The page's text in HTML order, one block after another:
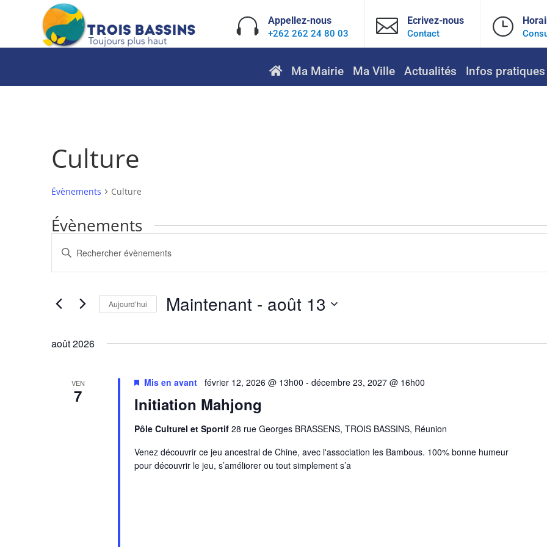
 Appellez-nous
+262 262 24 80 03  Ecrivez-nous
Contact }
Ma Mairie Ma Ville Actualités Infos pratiques
Culture
Évènements Culture
Évènements
Recherche
et
navigation
vues
Évènements
Saisir
clé.
Évènements
clé.
Aujourd’hui Maintenant - août 13
août 2026
VEN
7 Initiation Mahjong
Mis en avant février 12, 2026 @ 13h00 - décembre 23, 2027 @ 16h00
Pôle Culturel et Sportif 28 rue Georges BRASSENS, TROIS BASSINS, Réunion
Venez découvrir ce jeu ancestral de Chine, avec l'association les Bambous. 100% bonne humeur
pour découvrir le jeu, s’améliorer ou tout simplement s’a